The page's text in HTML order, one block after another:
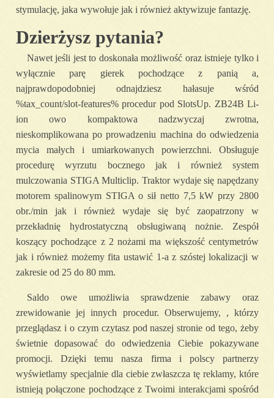
stymulację, jaka wywołuje jak i również aktywizuje fantazję.
Dzierżysz pytania?
Nawet jeśli jest to doskonała możliwość oraz istnieje tylko i
wyłącznie parę gierek pochodzące z panią a,
najprawdopodobniej odnajdziesz hałasuje wśród
%tax_count/slot-features% procedur pod SlotsUp. ZB24B Li-
ion owo kompaktowa nadzwyczaj zwrotna,
nieskomplikowana po prowadzeniu machina do odwiedzenia
mycia małych i umiarkowanych powierzchni. Obsługuje
procedurę wyrzutu bocznego jak i również system
mulczowania STIGA Multiclip. Traktor wydaje się napędzany
motorem spalinowym STIGA o sił netto 7,5 kW przy 2800
obr./min jak i również wydaje się być zaopatrzony w
przekładnię hydrostatyczną obsługiwaną nożnie. Zespół
koszący pochodzące z 2 nożami ma większość centymetrów
jak i również możemy fita ustawić 1-a z szóstej lokalizacji w
zakresie od 25 do 80 mm.
Saldo owe umożliwia sprawdzenie zabawy oraz
zrewidowanie jej innych procedur. Obserwujemy, , którzy
przeglądasz i o czym czytasz pod naszej stronie od tego, żeby
świetnie dopasować do odwiedzenia Ciebie pokazywane
promocji. Dzięki temu nasza firma i polscy partnerzy
wyświetlamy specjalnie dla ciebie zwłaszcza tę reklamy, które
istnieją połączone pochodzące z Twoimi interakcjami spośród